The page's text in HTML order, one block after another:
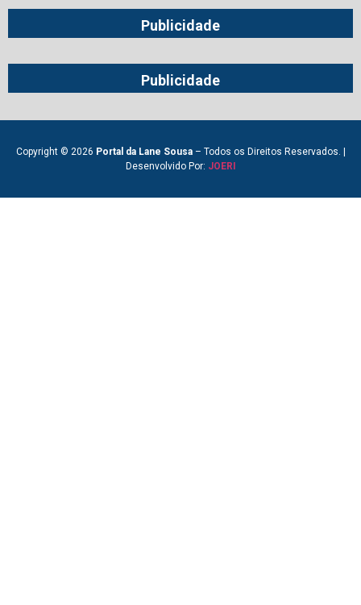
Publicidade
Publicidade
Copyright © 2026 Portal da Lane Sousa– Todos os Direitos Reservados. |
Desenvolvido Por: JOERI